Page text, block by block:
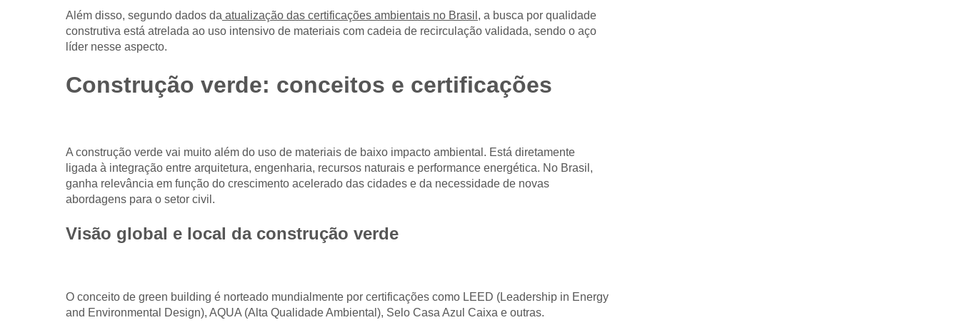
Além disso, segundo dados da atualização das certificações ambientais no Brasil , a busca por qualidade
construtiva está atrelada ao uso intensivo de materiais com cadeia de recirculação validada, sendo o aço
líder nesse aspecto.
Construção verde: conceitos e certificações
A construção verde vai muito além do uso de materiais de baixo impacto ambiental. Está diretamente
ligada à integração entre arquitetura, engenharia, recursos naturais e performance energética. No Brasil,
ganha relevância em função do crescimento acelerado das cidades e da necessidade de novas
abordagens para o setor civil.
Visão global e local da construção verde
O conceito de green building é norteado mundialmente por certificações como LEED (Leadership in Energy
and Environmental Design), AQUA (Alta Qualidade Ambiental), Selo Casa Azul Caixa e outras.